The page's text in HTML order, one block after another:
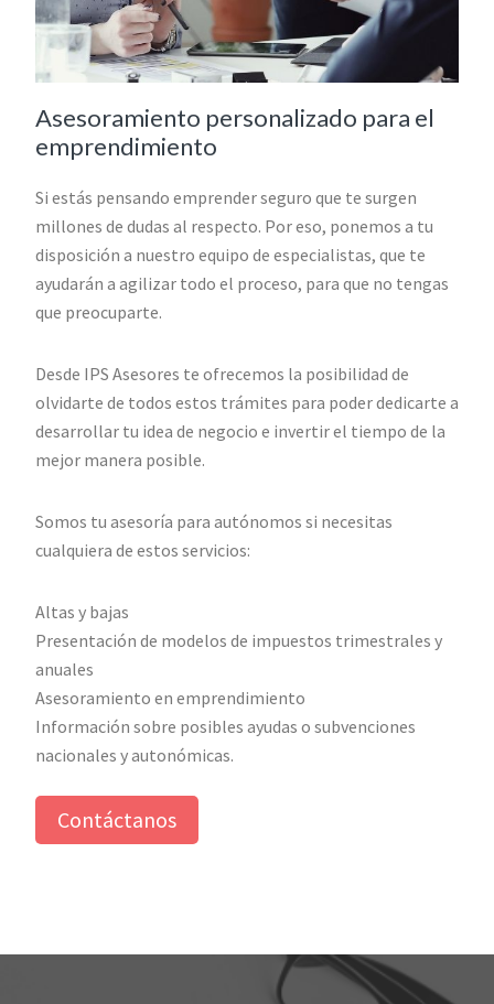
Asesoramiento personalizado para el
emprendimiento
Si estás pensando emprender seguro que te surgen
millones de dudas al respecto. Por eso, ponemos a tu
disposición a nuestro equipo de especialistas, que te
ayudarán a agilizar todo el proceso, para que no tengas
que preocuparte.
Desde IPS Asesores te ofrecemos la posibilidad de
olvidarte de todos estos trámites para poder dedicarte a
desarrollar tu idea de negocio e invertir el tiempo de la
mejor manera posible.
Somos tu asesoría para autónomos si necesitas
cualquiera de estos servicios:
Altas y bajas
Presentación de modelos de impuestos trimestrales y
anuales
Asesoramiento en emprendimiento
Información sobre posibles ayudas o subvenciones
nacionales y autonómicas.
Contáctanos